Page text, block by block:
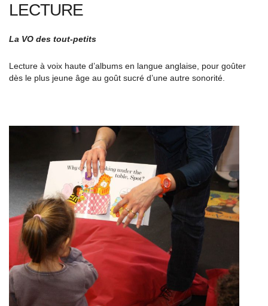
LECTURE
La VO des tout-petits
Lecture à voix haute d’albums en langue anglaise, pour goûter
dès le plus jeune âge au goût sucré d’une autre sonorité.